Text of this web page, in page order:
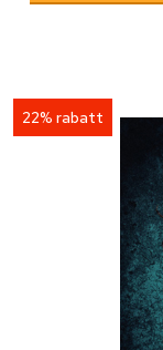
22% rabatt